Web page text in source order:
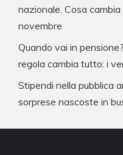
nazionale. Cosa
novembre
Quando vai in
regola cambia tutto: i
Stipendi nella pubblica
sorprese nascoste in